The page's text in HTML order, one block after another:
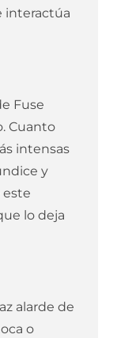
interactúa
Fuse
Cuanto
intensas
y
este
lo deja
alarde de
o